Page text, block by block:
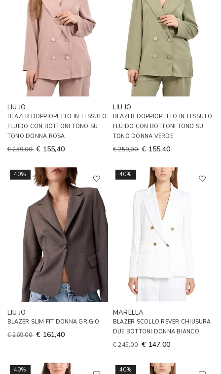
LIU JO
BLAZER DOPPIOPETTO IN TESSUTO
FLUIDO CON BOTTONI TONO SU
TONO DONNA ROSA
€ 259,00 € 155,40
LIU JO
BLAZER DOPPIOPETTO IN TESSUTO
FLUIDO CON BOTTONI TONO SU
TONO DONNA VERDE
€ 259,00 € 155,40
40%
LIU JO
BLAZER SLIM FIT DONNA GRIGIO
€ 269,00 € 161,40
40%
MARELLA
BLAZER SCOLLO REVER CHIUSURA
DUE BOTTONI DONNA BIANCO
€ 245,00 € 147,00
40% 40%